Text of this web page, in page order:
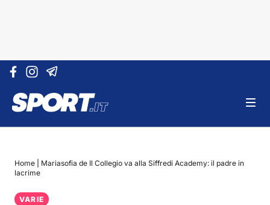
Vai al contenuto
Home
Mariasofia de Il Collegio va alla Siffredi Academy: il padre in
lacrime
VARIE